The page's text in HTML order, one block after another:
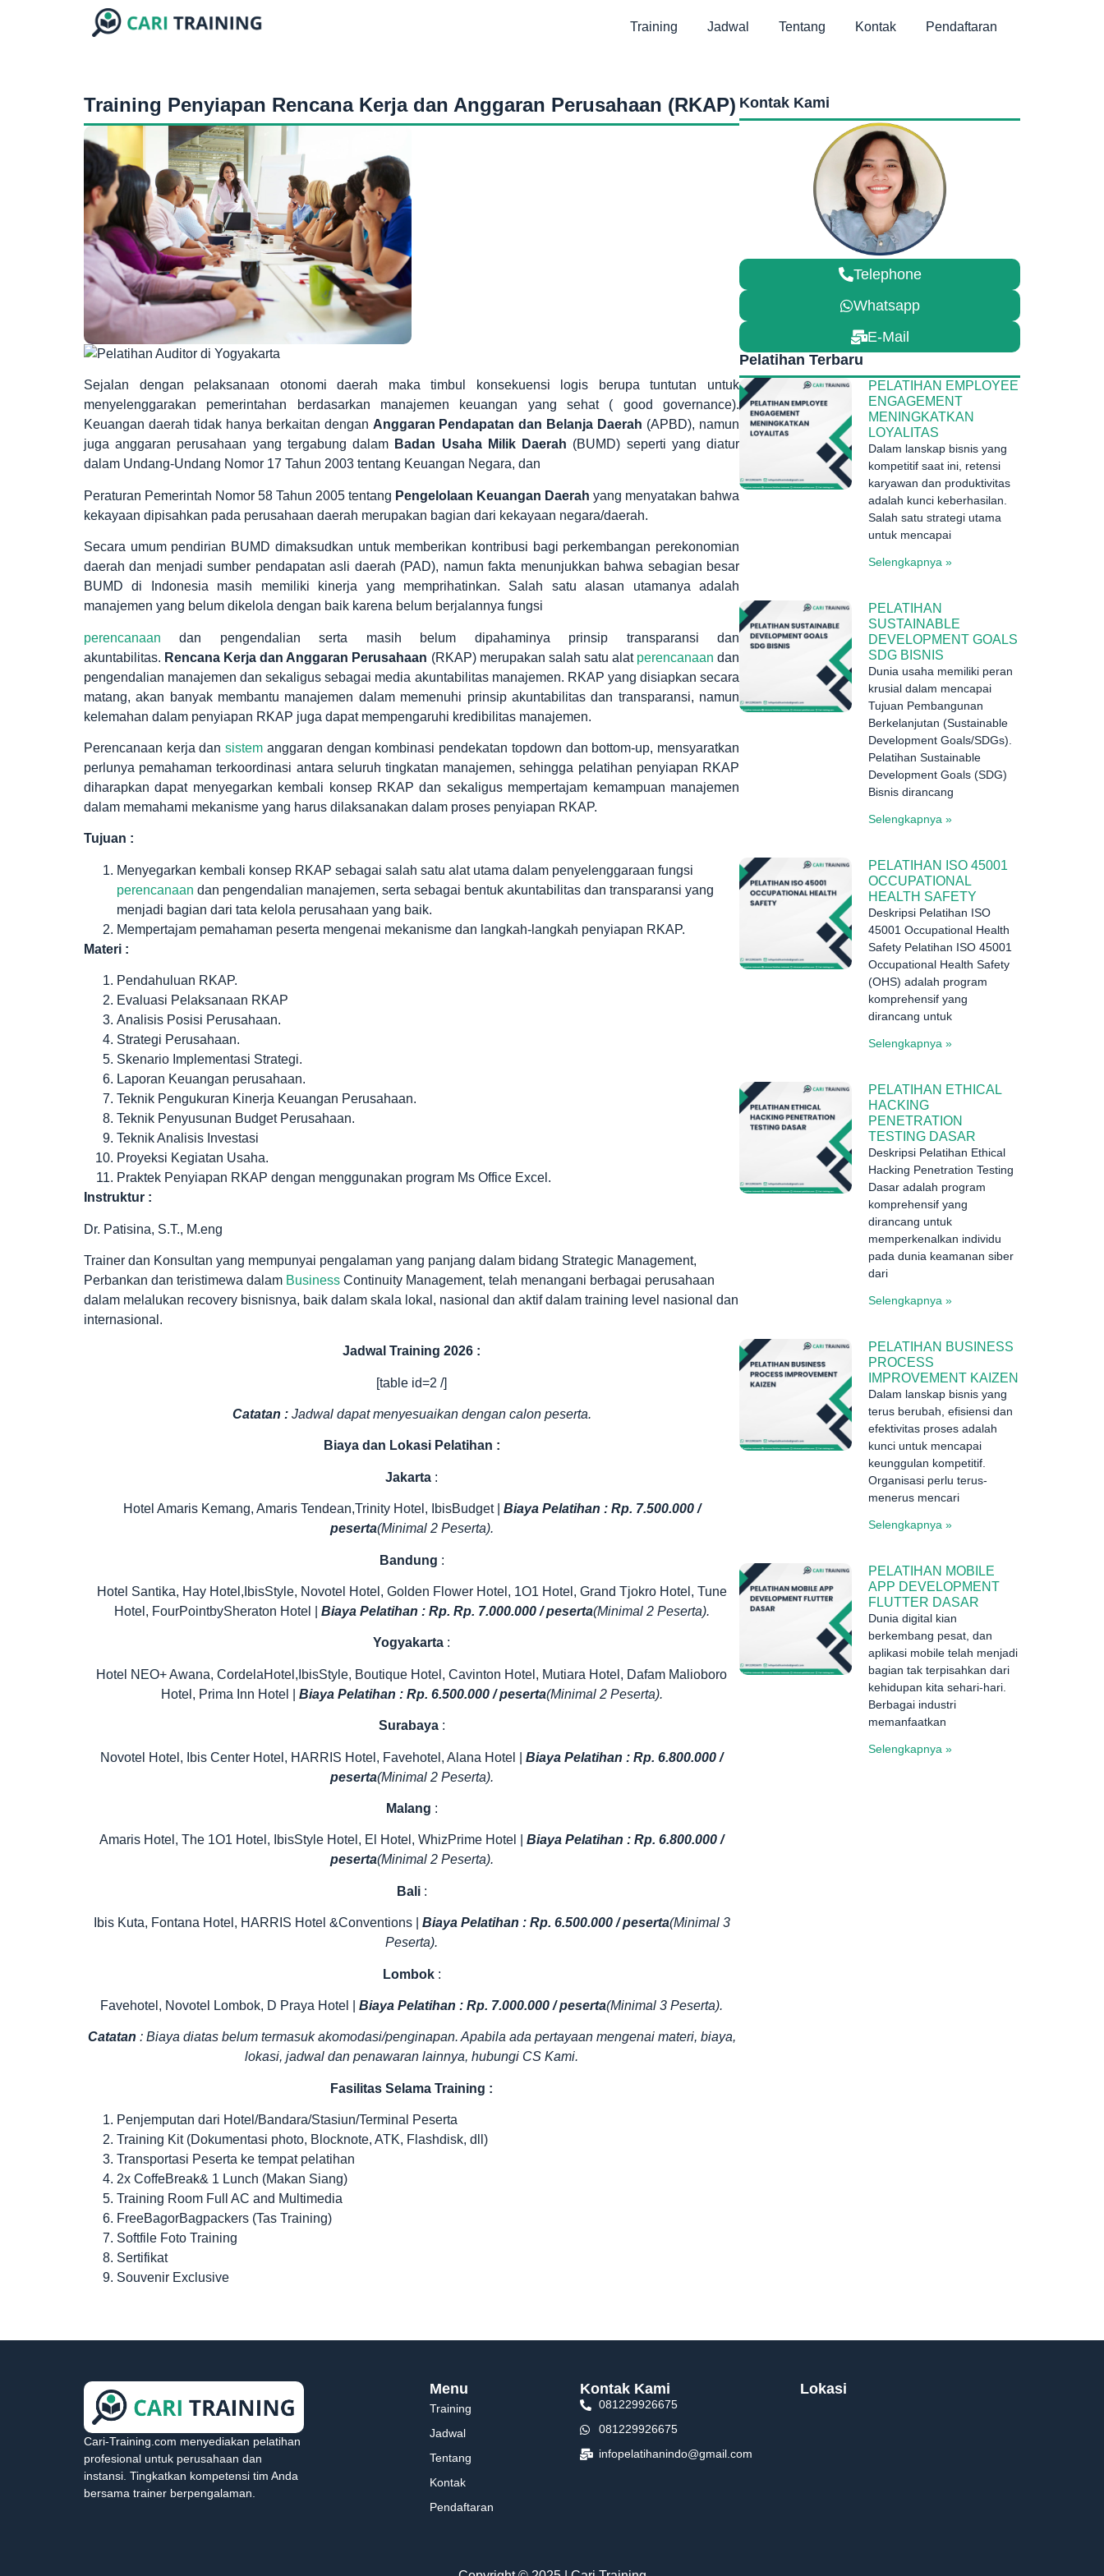
Training Jadwal Tentang Kontak Pendaftaran
Training Penyiapan Rencana Kerja dan Anggaran Perusahaan (RKAP)
Sejalan dengan pelaksanaan otonomi daerah maka timbul konsekuensi logis berupa tuntutan untuk
menyelenggarakan pemerintahan berdasarkan manajemen keuangan yang sehat ( good governance).
Keuangan daerah tidak hanya berkaitan dengan Anggaran Pendapatan dan Belanja Daerah (APBD), namun
juga anggaran perusahaan yang tergabung dalam Badan Usaha Milik Daerah (BUMD) seperti yang diatur
dalam Undang-Undang Nomor 17 Tahun 2003 tentang Keuangan Negara, dan
Peraturan Pemerintah Nomor 58 Tahun 2005 tentang Pengelolaan Keuangan Daerah yang menyatakan bahwa
kekayaan dipisahkan pada perusahaan daerah merupakan bagian dari kekayaan negara/daerah.
Secara umum pendirian BUMD dimaksudkan untuk memberikan kontribusi bagi perkembangan perekonomian
daerah dan menjadi sumber pendapatan asli daerah (PAD), namun fakta menunjukkan bahwa sebagian besar
BUMD di Indonesia masih memiliki kinerja yang memprihatinkan. Salah satu alasan utamanya adalah
manajemen yang belum dikelola dengan baik karena belum berjalannya fungsi
perencanaan dan pengendalian serta masih belum dipahaminya prinsip transparansi dan
akuntabilitas. Rencana Kerja dan Anggaran Perusahaan (RKAP) merupakan salah satu alat perencanaan dan
pengendalian manajemen dan sekaligus sebagai media akuntabilitas manajemen. RKAP yang disiapkan secara
matang, akan banyak membantu manajemen dalam memenuhi prinsip akuntabilitas dan transparansi, namun
kelemahan dalam penyiapan RKAP juga dapat mempengaruhi kredibilitas manajemen.
Perencanaan kerja dansistem anggaran dengan kombinasi pendekatan topdown dan bottom-up, mensyaratkan
perlunya pemahaman terkoordinasi antara seluruh tingkatan manajemen, sehingga pelatihan penyiapan RKAP
diharapkan dapat menyegarkan kembali konsep RKAP dan sekaligus mempertajam kemampuan manajemen
dalam memahami mekanisme yang harus dilaksanakan dalam proses penyiapan RKAP.
Tujuan :
Menyegarkan kembali konsep RKAP sebagai salah satu alat utama dalam penyelenggaraan fungsi
perencanaan dan pengendalian manajemen, serta sebagai bentuk akuntabilitas dan transparansi yang
menjadi bagian dari tata kelola perusahaan yang baik.
Mempertajam pemahaman peserta mengenai mekanisme dan langkah-langkah penyiapan RKAP.
Materi :
Pendahuluan RKAP.
Evaluasi Pelaksanaan RKAP
Analisis Posisi Perusahaan.
Strategi Perusahaan.
Skenario Implementasi Strategi.
Laporan Keuangan perusahaan.
Teknik Pengukuran Kinerja Keuangan Perusahaan.
Teknik Penyusunan Budget Perusahaan.
Teknik Analisis Investasi
Proyeksi Kegiatan Usaha.
Praktek Penyiapan RKAP dengan menggunakan program Ms Office Excel.
Instruktur :
Dr. Patisina, S.T., M.eng
Trainer dan Konsultan yang mempunyai pengalaman yang panjang dalam bidang Strategic Management,
Perbankan dan teristimewa dalam Business Continuity Management, telah menangani berbagai perusahaan
dalam melalukan recovery bisnisnya, baik dalam skala lokal, nasional dan aktif dalam training level nasional dan
internasional.
Jadwal Training 2026 :
[table id=2 /]
Catatan : Jadwal dapat menyesuaikan dengan calon peserta.
Biaya dan Lokasi Pelatihan :
Jakarta :
Hotel Amaris Kemang, Amaris Tendean,Trinity Hotel, IbisBudget | Biaya Pelatihan : Rp. 7.500.000 /
peserta(Minimal 2 Peserta).
Bandung :
Hotel Santika, Hay Hotel,IbisStyle, Novotel Hotel, Golden Flower Hotel, 1O1 Hotel, Grand Tjokro Hotel, Tune
Hotel, FourPointbySheraton Hotel | Biaya Pelatihan : Rp. Rp. 7.000.000 / peserta(Minimal 2 Peserta).
Yogyakarta :
Hotel NEO+ Awana, CordelaHotel,IbisStyle, Boutique Hotel, Cavinton Hotel, Mutiara Hotel, Dafam Malioboro
Hotel, Prima Inn Hotel | Biaya Pelatihan : Rp. 6.500.000 / peserta(Minimal 2 Peserta).
Surabaya :
Novotel Hotel, Ibis Center Hotel, HARRIS Hotel, Favehotel, Alana Hotel | Biaya Pelatihan : Rp. 6.800.000 /
peserta(Minimal 2 Peserta).
Malang :
Amaris Hotel, The 1O1 Hotel, IbisStyle Hotel, El Hotel, WhizPrime Hotel | Biaya Pelatihan : Rp. 6.800.000 /
peserta(Minimal 2 Peserta).
Bali :
Ibis Kuta, Fontana Hotel, HARRIS Hotel &Conventions | Biaya Pelatihan : Rp. 6.500.000 / peserta(Minimal 3
Peserta).
Lombok :
Favehotel, Novotel Lombok, D Praya Hotel | Biaya Pelatihan : Rp. 7.000.000 / peserta(Minimal 3 Peserta).
Catatan : Biaya diatas belum termasuk akomodasi/penginapan. Apabila ada pertayaan mengenai materi, biaya,
lokasi, jadwal dan penawaran lainnya, hubungi CS Kami.
Fasilitas Selama Training :
Penjemputan dari Hotel/Bandara/Stasiun/Terminal Peserta
Training Kit (Dokumentasi photo, Blocknote, ATK, Flashdisk, dll)
Transportasi Peserta ke tempat pelatihan
2x CoffeBreak& 1 Lunch (Makan Siang)
Training Room Full AC and Multimedia
FreeBagorBagpackers (Tas Training)
Softfile Foto Training
Sertifikat
Souvenir Exclusive
Kontak Kami
Telephone
Whatsapp
E-Mail
Pelatihan Terbaru
PELATIHAN EMPLOYEE
ENGAGEMENT
MENINGKATKAN
LOYALITAS
Dalam lanskap bisnis yang
kompetitif saat ini, retensi
karyawan dan produktivitas
adalah kunci keberhasilan.
Salah satu strategi utama
untuk mencapai
Selengkapnya »
PELATIHAN
SUSTAINABLE
DEVELOPMENT GOALS
SDG BISNIS
Dunia usaha memiliki peran
krusial dalam mencapai
Tujuan Pembangunan
Berkelanjutan (Sustainable
Development Goals/SDGs).
Pelatihan Sustainable
Development Goals (SDG)
Bisnis dirancang
Selengkapnya »
PELATIHAN ISO 45001
OCCUPATIONAL
HEALTH SAFETY
Deskripsi Pelatihan ISO
45001 Occupational Health
Safety Pelatihan ISO 45001
Occupational Health Safety
(OHS) adalah program
komprehensif yang
dirancang untuk
Selengkapnya »
PELATIHAN ETHICAL
HACKING
PENETRATION
TESTING DASAR
Deskripsi Pelatihan Ethical
Hacking Penetration Testing
Dasar adalah program
komprehensif yang
dirancang untuk
memperkenalkan individu
pada dunia keamanan siber
dari
Selengkapnya »
PELATIHAN BUSINESS
PROCESS
IMPROVEMENT KAIZEN
Dalam lanskap bisnis yang
terus berubah, efisiensi dan
efektivitas proses adalah
kunci untuk mencapai
keunggulan kompetitif.
Organisasi perlu terus-
menerus mencari
Selengkapnya »
PELATIHAN MOBILE
APP DEVELOPMENT
FLUTTER DASAR
Dunia digital kian
berkembang pesat, dan
aplikasi mobile telah menjadi
bagian tak terpisahkan dari
kehidupan kita sehari-hari.
Berbagai industri
memanfaatkan
Selengkapnya »
Cari-Training.com menyediakan pelatihan
profesional untuk perusahaan dan
instansi. Tingkatkan kompetensi tim Anda
bersama trainer berpengalaman.
Menu
Training
Jadwal
Tentang
Kontak
Pendaftaran
Kontak Kami
081229926675
081229926675
infopelatihanindo@gmail.com
Lokasi